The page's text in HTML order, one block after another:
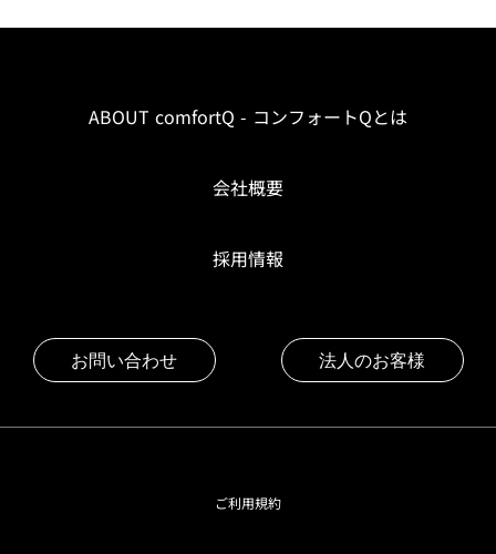
ABOUT comfortQ - コンフォートQとは
会社概要
採用情報
お問い合わせ 法人のお客様
ご利用規約